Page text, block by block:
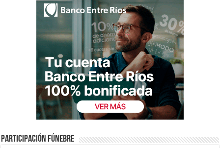
Participación fúnebre